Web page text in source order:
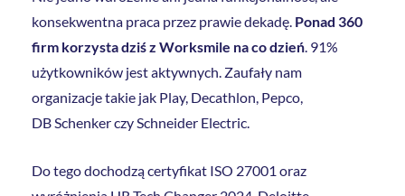
konsekwentna praca przez prawie dekadę. Ponad 360
firm korzysta dziś z Worksmile na co dzień . 91%
użytkowników jest aktywnych. Zaufały nam
organizacje takie jak Play, Decathlon, Pepco,
DB Schenker czy Schneider Electric.
Do tego dochodzą certyfikat ISO 27001 oraz